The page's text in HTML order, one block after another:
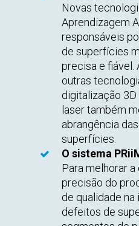
Novas
Aprendizagem
responsáveis
de superfícies
precisa e fiável.
outras
digitalização
laser também
abrangência
superfícies.
O sistema
Para melhorar
precisão do
de qualidade
defeitos de